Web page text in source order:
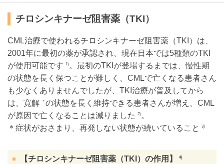
チロシンキナーゼ阻害薬（TKI）
CML治療で使われるチロシンキナーゼ阻害薬（TKI）は、
2001年に最初の薬が承認され、現在日本では5種類のTKI
が使用可能です 1) 。最初のTKIが登場するまでは、慢性期
の状態を長く保つことが難しく、CMLで亡くなる患者さん
も少なくありませんでしたが、TKI治療が普及してから
は、寛解
＊ の状態を長く維持できる患者さんが増え、CML
が原因で亡くなることは減りました
2) 。
＊症状がおさまり、再発しない状態が続いていること
3)
【チロシンキナーゼ阻害薬（TKI）の作用】 4)